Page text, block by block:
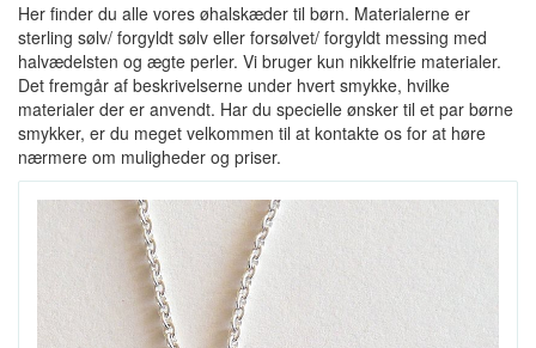
Her finder du alle vores øhalskæder til børn. Materialerne er
sterling sølv/ forgyldt sølv eller forsølvet/ forgyldt messing med
halvædelsten og ægte perler. Vi bruger kun nikkelfrie materialer.
Det fremgår af beskrivelserne under hvert smykke, hvilke
materialer der er anvendt. Har du specielle ønsker til et par børne
smykker, er du meget velkommen til at kontakte os for at høre
nærmere om muligheder og priser.